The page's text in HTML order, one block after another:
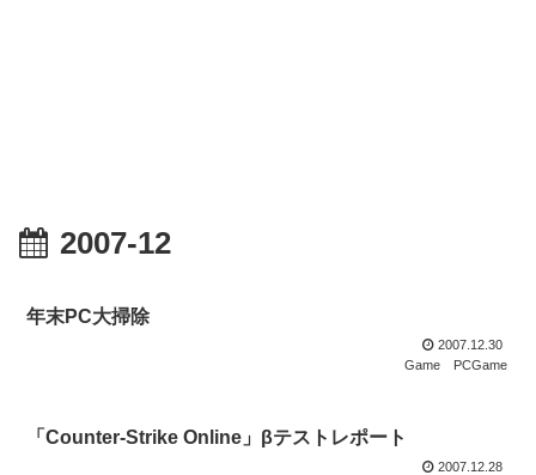
2007-12
年末PC大掃除
2007.12.30
Game
PCGame
「Counter-Strike Online」βテストレポート
2007.12.28